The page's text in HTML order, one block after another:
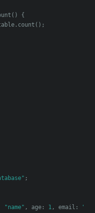
()
{
. count ();
;
"name" , age : 1 , email :